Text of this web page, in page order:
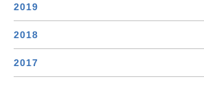
2019
2018
2017